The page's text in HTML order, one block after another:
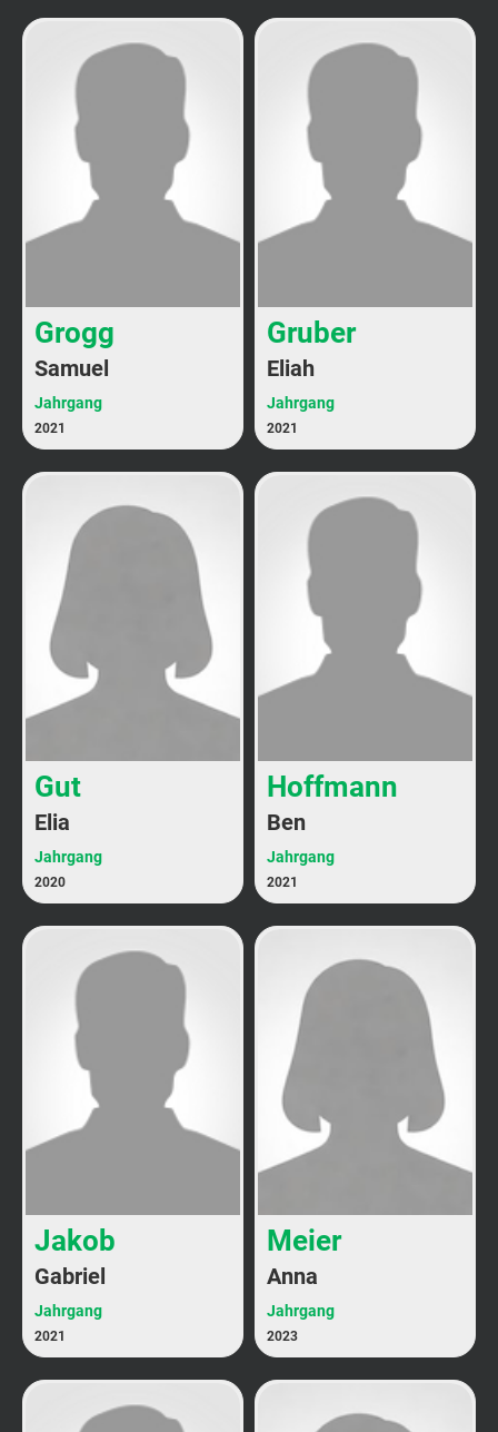
Grogg
Samuel
Jahrgang
2021
Gruber
Eliah
Jahrgang
2021
Gut
Elia
Jahrgang
2020
Hoffmann
Ben
Jahrgang
2021
Jakob
Gabriel
Jahrgang
2021
Meier
Anna
Jahrgang
2023